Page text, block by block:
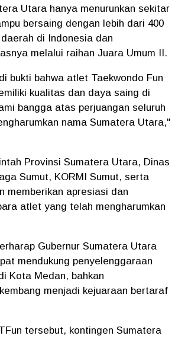
Utara hanya menurunkan sekitar
bersaing dengan lebih dari 400
di Indonesia dan
melalui raihan Juara Umum II.
bukti bahwa atlet Taekwondo Fun
kualitas dan daya saing di
bangga atas perjuangan seluruh
nama Sumatera Utara,"
Provinsi Sumatera Utara, Dinas
Sumut, KORMI Sumut, serta
memberikan apresiasi dan
atlet yang telah mengharumkan
Gubernur Sumatera Utara
mendukung penyelenggaraan
Kota Medan, bahkan
menjadi kejuaraan bertaraf
tersebut, kontingen Sumatera